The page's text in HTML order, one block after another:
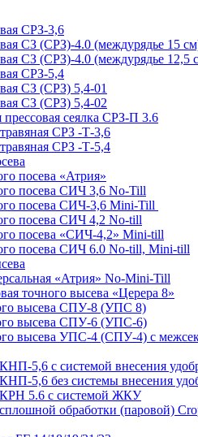
СРЗ-3,6
СЗ (СРЗ)-4.0 (междурядье 15
СЗ (СРЗ)-4.0 (междурядье 12,5
СРЗ-5,4
СЗ (СРЗ) 5,4-01
СЗ (СРЗ) 5,4-02
прессовая сеялка СРЗ-П 3.6
СРЗ -Т-3,6
СРЗ -Т-5,4
посева «Атрия»
посева СИЧ 3,6 No-Till
посева СИЧ-3,6 Mini-Till
посева СИЧ 4,2 No-till
посева «СИЧ-4,2» Mini-till
посева СИЧ 6.0 No-till, Mini-till
«Атрия» No-Mini-Till
точного высева «Церера 8»
высева СПУ-8 (УПС 8)
высева СПУ-6 (УПС-6)
высева УПС-4 (СПУ-4) с
5,6 с системой внесения
5,6 без системы внесения
КРН 5.6 с системой ЖКУ
обработки (паровой)